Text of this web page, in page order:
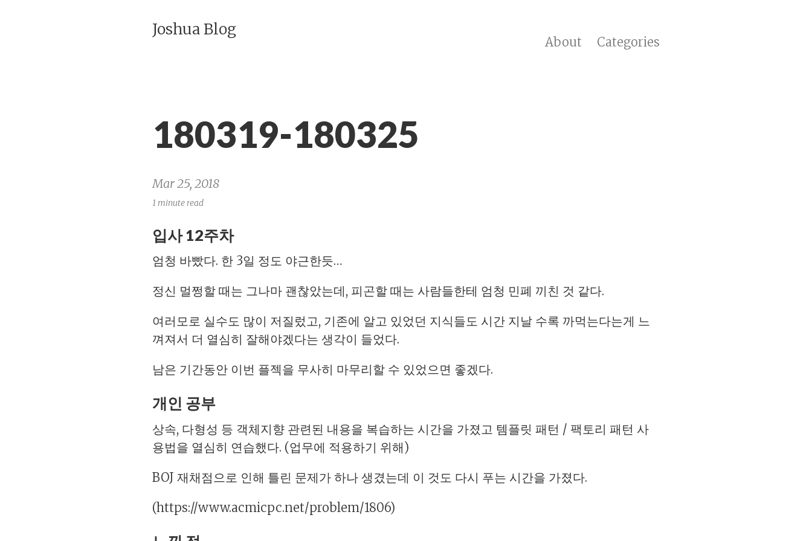
Joshua Blog
About Categories
180319-180325
Mar 25, 2018
1 minute read
입사 12주차
엄청 바빴다. 한 3일 정도 야근한듯…
정신 멀쩡할 때는 그나마 괜찮았는데, 피곤할 때는 사람들한테 엄청 민폐 끼친 것 같다.
여러모로 실수도 많이 저질렀고, 기존에 알고 있었던 지식들도 시간 지날 수록 까먹는다는게 느
껴져서 더 열심히 잘해야겠다는 생각이 들었다.
남은 기간동안 이번 플젝을 무사히 마무리할 수 있었으면 좋겠다.
개인 공부
상속, 다형성 등 객체지향 관련된 내용을 복습하는 시간을 가졌고 템플릿 패턴 / 팩토리 패턴 사
용법을 열심히 연습했다. (업무에 적용하기 위해)
BOJ 재채점으로 인해 틀린 문제가 하나 생겼는데 이 것도 다시 푸는 시간을 가졌다.
(https://www.acmicpc.net/problem/1806)